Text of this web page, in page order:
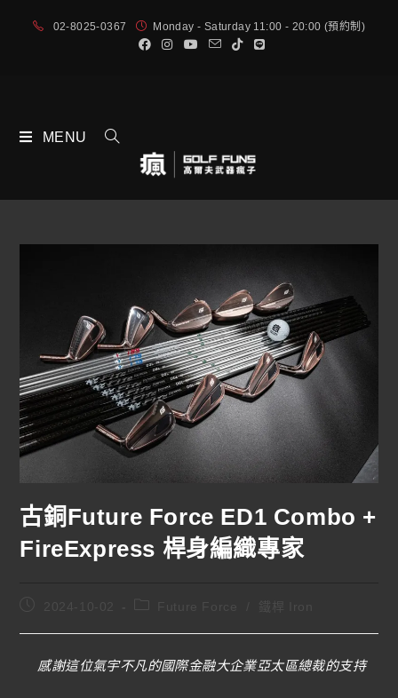
02-8025-0367 Monday - Saturday 11:00 - 20:00 (預約制)
MENU
古銅Future Force ED1 Combo +
FireExpress 桿身編織專家
鐵桿 Iron
感謝這位氣宇不凡的國際金融大企業亞太區總裁的支持